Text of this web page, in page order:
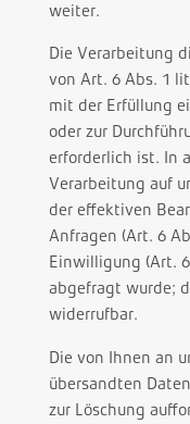
weiter.
Die Verarbeitung
von Art. 6 Abs. 1
mit der Erfüllung
oder zur
erforderlich ist. In
Verarbeitung auf
der effektiven
Anfragen (Art. 6
Einwilligung (Art.
abgefragt wurde;
widerrufbar.
Die von Ihnen an
übersandten
zur Löschung